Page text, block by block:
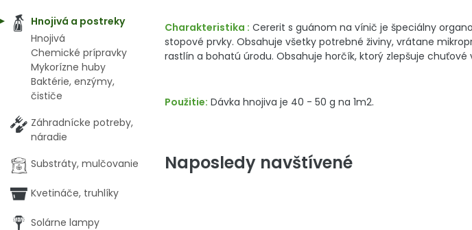
Charakteristika : Cererit s guánom na vínič je špeciálny
stopové prvky. Obsahuje všetky potrebné živiny, vrátane
rastlín a bohatú úrodu. Obsahuje horčík, ktorý zlepšuje chuťové
Použitie: Dávka hnojiva je 40 - 50 g na 1m2.
Naposledy navštívené
Hnojivá a postreky
Hnojivá
Chemické prípravky
Mykorízne huby
Baktérie, enzýmy,
čističe
Záhradnícke potreby,
náradie
Substráty, mulčovanie
Kvetináče, truhlíky
Solárne lampy